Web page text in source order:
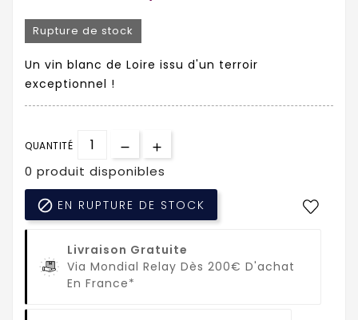
Rupture de stock
Un vin blanc de Loire issu d'un terroir
exceptionnel !
QUANTITÉ
0 produit disponibles
 EN RUPTURE DE STOCK
Livraison Gratuite
Via Mondial Relay Dès 200€ D'achat
En France*